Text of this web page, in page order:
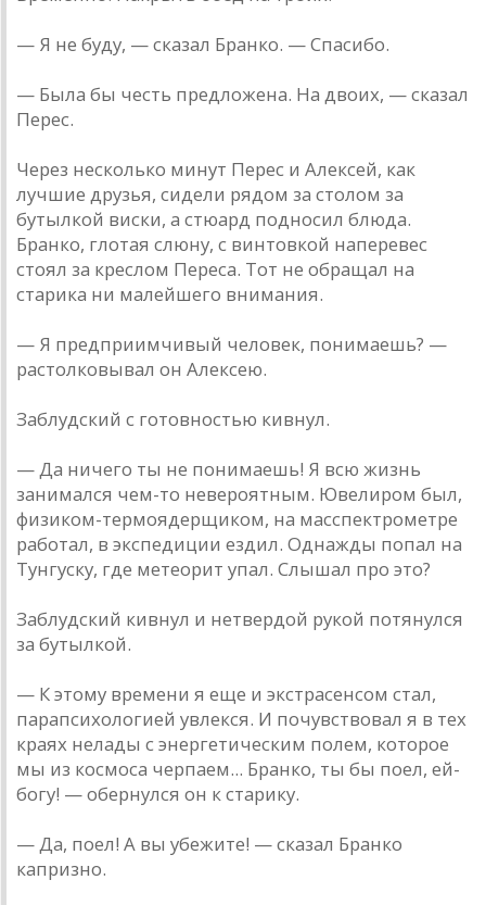
— Я не буду, — сказал Бранко. — Спасибо.
— Была бы честь предложена. На двоих, — сказал
Перес.
Через несколько минут Перес и Алексей, как
лучшие друзья, сидели рядом за столом за
бутылкой виски, а стюард подносил блюда.
Бранко, глотая слюну, с винтовкой наперевес
стоял за креслом Переса. Тот не обращал на
старика ни малейшего внимания.
— Я предприимчивый человек, понимаешь? —
растолковывал он Алексею.
Заблудский с готовностью кивнул.
— Да ничего ты не понимаешь! Я всю жизнь
занимался чем-то невероятным. Ювелиром был,
физиком-термоядерщиком, на масспектрометре
работал, в экспедиции ездил. Однажды попал на
Тунгуску, где метеорит упал. Слышал про это?
Заблудский кивнул и нетвердой рукой потянулся
за бутылкой.
— К этому времени я еще и экстрасенсом стал,
парапсихологией увлекся. И почувствовал я в тех
краях нелады с энергетическим полем, которое
мы из космоса черпаем... Бранко, ты бы поел, ей-
богу! — обернулся он к старику.
— Да, поел! А вы убежите! — сказал Бранко
капризно.